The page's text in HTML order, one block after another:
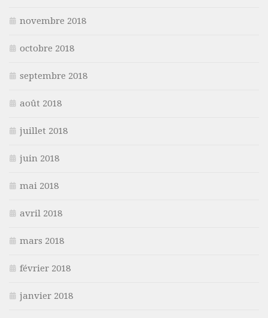
novembre 2018
octobre 2018
septembre 2018
août 2018
juillet 2018
juin 2018
mai 2018
avril 2018
mars 2018
février 2018
janvier 2018